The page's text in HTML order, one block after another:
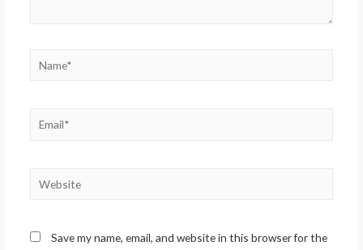
Name*
Email*
Website
Save my name, email, and website in this browser for the